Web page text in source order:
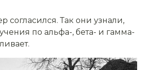
согласился. Так они узнали,
по альфа-, бета- и гамма-